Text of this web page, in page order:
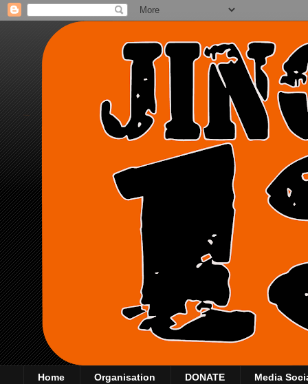
Home Organisation DONATE Media